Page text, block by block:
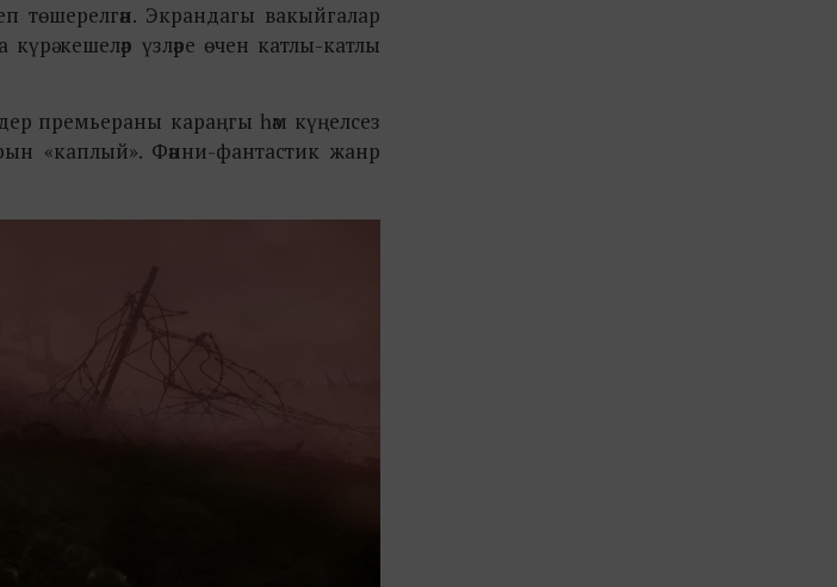
төшерелгән. Экрандагы вакыйгалар
кешеләр үзләре өчен катлы-катлы
премьераны караңгы һәм күңелсез
«каплый». Фәнни-фантастик жанр